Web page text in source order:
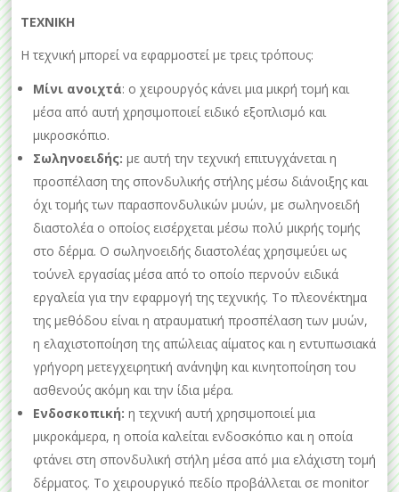
ΤΕΧΝΙΚΗ
Η τεχνική μπορεί να εφαρμοστεί με τρεις τρόπους:
Μίνι ανοιχτά: ο χειρουργός κάνει μια μικρή τομή και
μέσα από αυτή χρησιμοποιεί ειδικό εξοπλισμό και
μικροσκόπιο.
Σωληνοειδής:με αυτή την τεχνική επιτυγχάνεται η
προσπέλαση της σπονδυλικής στήλης μέσω διάνοιξης και
όχι τομής των παρασπονδυλικών μυών, με σωληνοειδή
διαστολέα ο οποίος εισέρχεται μέσω πολύ μικρής τομής
στο δέρμα. Ο σωληνοειδής διαστολέας χρησιμεύει ως
τούνελ εργασίας μέσα από το οποίο περνούν ειδικά
εργαλεία για την εφαρμογή της τεχνικής. Το πλεονέκτημα
της μεθόδου είναι η ατραυματική προσπέλαση των μυών,
η ελαχιστοποίηση της απώλειας αίματος και η εντυπωσιακά
γρήγορη μετεγχειρητική ανάνηψη και κινητοποίηση του
ασθενούς ακόμη και την ίδια μέρα.
Ενδοσκοπική:η τεχνική αυτή χρησιμοποιεί μια
μικροκάμερα, η οποία καλείται ενδοσκόπιο και η οποία
φτάνει στη σπονδυλική στήλη μέσα από μια ελάχιστη τομή
δέρματος. Το χειρουργικό πεδίο προβάλλεται σε monitor